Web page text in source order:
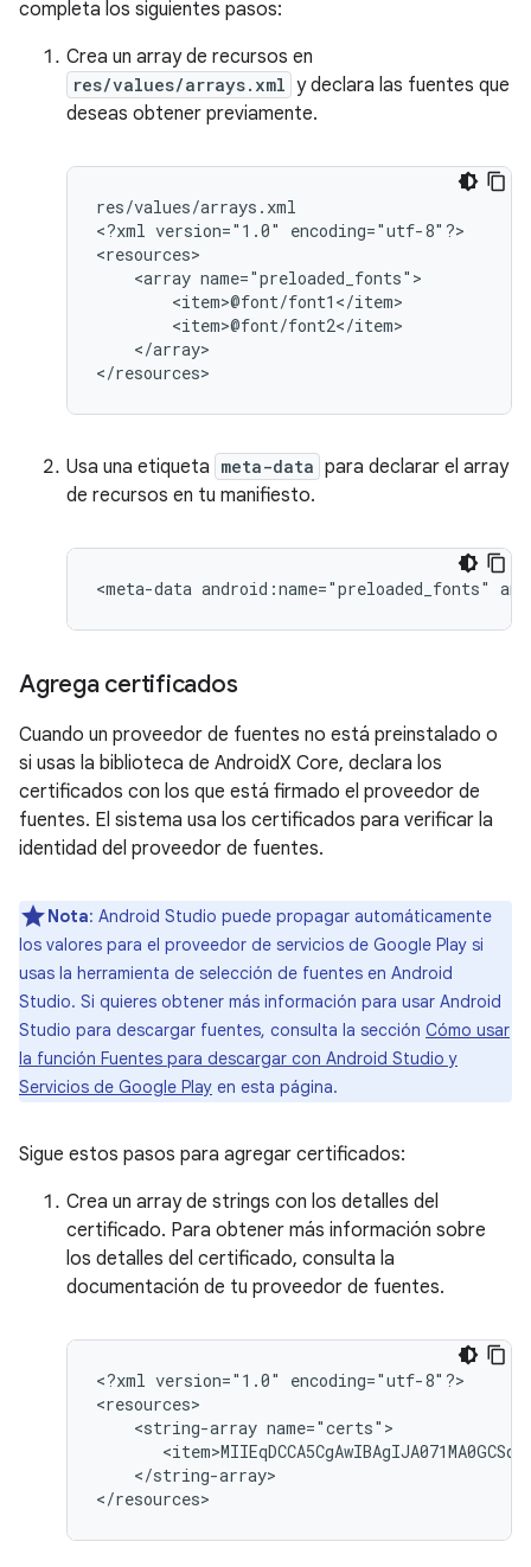
completa los siguientes pasos:
Crea un array de recursos en
res/values/arrays.xml y declara las fuentes que
deseas obtener previamente.
res/values/arrays.xml
<?xml version="1.0"
encoding="utf-8"?>
<array
</array>
</resources>
Usa una etiqueta meta-data para declarar el array
de recursos en tu manifiesto.
<meta-data android:name="preloaded_fonts"
Agrega certificados
Cuando un proveedor de fuentes no está preinstalado o
si usas la biblioteca de AndroidX Core, declara los
certificados con los que está firmado el proveedor de
fuentes. El sistema usa los certificados para verificar la
identidad del proveedor de fuentes.
Nota: Android Studio puede propagar automáticamente
los valores para el proveedor de servicios de Google Play si
usas la herramienta de selección de fuentes en Android
Studio. Si quieres obtener más información para usar Android
Studio para descargar fuentes, consulta la sección Cómo usar
la función Fuentes para descargar con Android Studio y
Servicios de Google Play en esta página.
Sigue estos pasos para agregar certificados:
Crea un array de strings con los detalles del
certificado. Para obtener más información sobre
los detalles del certificado, consulta la
documentación de tu proveedor de fuentes.
<?xml version="1.0"
encoding="utf-8"?>
<string-array
</string-array>
</resources>